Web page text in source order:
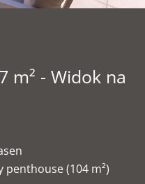
m² - Widok na
penthouse (104 m²)